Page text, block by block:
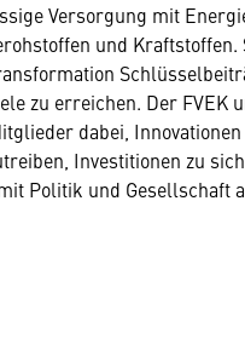
Versorgung mit
und
zu erreichen. Der FVEK
dabei, Innovationen
Investitionen zu
Politik und Gesellschaft